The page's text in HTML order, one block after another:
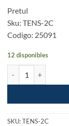
Pretul
Sku: TENS-2C
Codigo: 25091
12 disponibles
SKU:TENS-2C